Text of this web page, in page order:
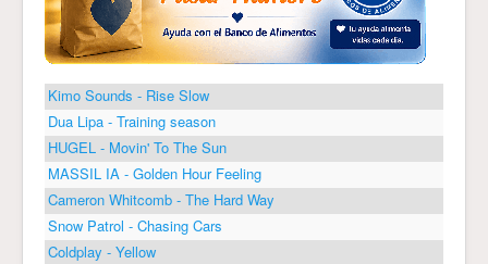
Kimo Sounds - Rise Slow
Dua Lipa - Training season
HUGEL - Movin' To The Sun
MASSIL IA - Golden Hour Feeling
Cameron Whitcomb - The Hard Way
Snow Patrol - Chasing Cars
Coldplay - Yellow